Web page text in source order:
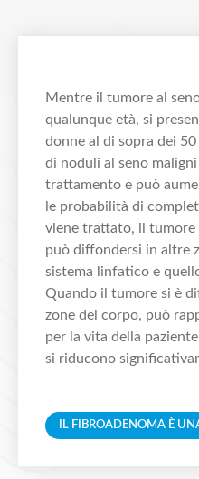
Mentre il tumore al
qualunque età, si
donne al di sopra dei
di noduli al seno maligni
trattamento e può
le probabilità di
viene trattato, il tumore
può diffondersi in altre
sistema linfatico e
Quando il tumore si è
zone del corpo, può
per la vita della
si riducono
IL FIBROADENOMA È